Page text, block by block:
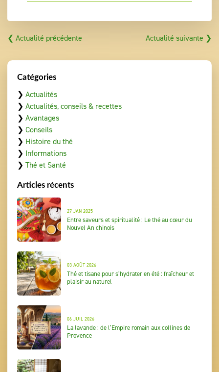
❮ Actualité précédente Actualité suivante ❯
Catégories
❯ Actualités
❯ Actualités, conseils & recettes
❯ Avantages
❯ Conseils
❯ Histoire du thé
❯ Informations
❯ Thé et Santé
Articles récents
27 JAN 2025
Entre saveurs et spiritualité : Le thé au cœur du
Nouvel An chinois
03 AOÛT 2026
Thé et tisane pour s’hydrater en été : fraîcheur et
plaisir au naturel
06 JUIL 2026
La lavande : de l’Empire romain aux collines de
Provence